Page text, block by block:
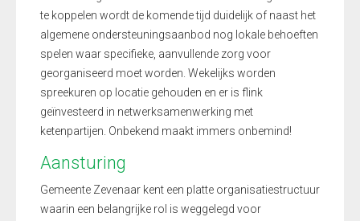
te koppelen wordt de komende tijd duidelijk of naast het
algemene ondersteuningsaanbod nog lokale behoeften
spelen waar specifieke, aanvullende zorg voor
georganiseerd moet worden. Wekelijks worden
spreekuren op locatie gehouden en er is flink
geïnvesteerd in netwerksamenwerking met
ketenpartijen. Onbekend maakt immers onbemind!
Aansturing
Gemeente Zevenaar kent een platte organisatiestructuur
waarin een belangrijke rol is weggelegd voor